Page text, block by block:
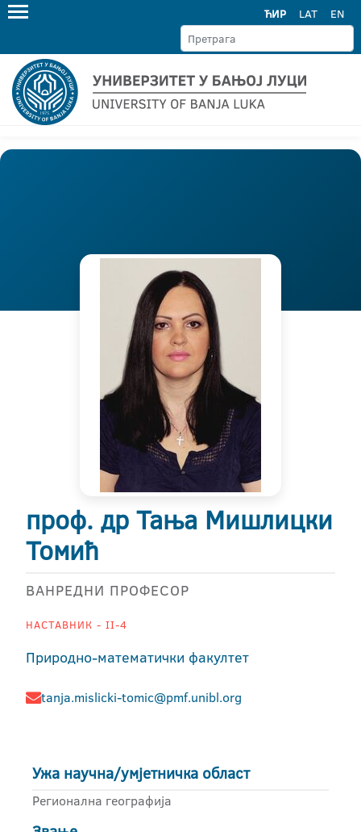
ЋИР LAT EN
проф. др Тања Мишлицки
Томић
ВАНРЕДНИ ПРОФЕСОР
НАСТАВНИК - II-4
Природно-математички факултет
tanja.mislicki-tomic@pmf.unibl.org
Ужа научна/умјетничка област
Регионална географија